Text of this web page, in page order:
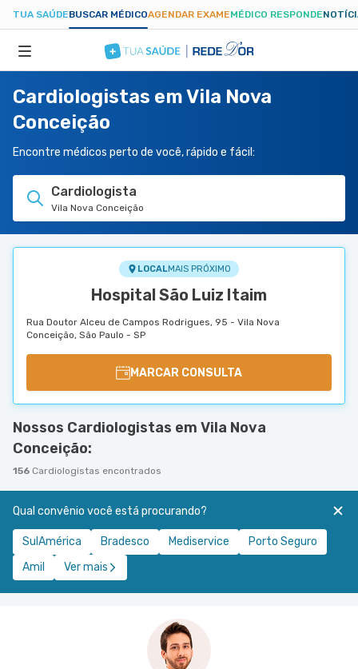
TUA SAÚDEBUSCAR MÉDICOAGENDAR EXAMEMÉDICO RESPONDE
ESPECIALIDADES
HOSPITAIS
TUASAUDE.COM
Cardiologistas em Vila Nova
Conceição
Encontre médicos perto de você, rápido e fácil:
Cardiologista
Vila Nova Conceição
LOCALMAIS PRÓXIMO
Hospital São Luiz Itaim
Rua Doutor Alceu de Campos Rodrigues, 95 - Vila Nova
Conceição, São Paulo - SP
MARCAR CONSULTA
Nossos Cardiologistas em Vila Nova
Conceição:
156 Cardiologistas encontrados
Qual convênio você está procurando?
SulAmérica Bradesco Mediservice
Porto Seguro
Amil
Ver mais